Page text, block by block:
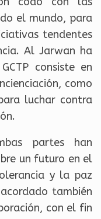
el mundo, para
tendentes
Al Jarwan ha
consiste en
como
luchar contra
partes han
un futuro en el
y la paz
también
con el fin